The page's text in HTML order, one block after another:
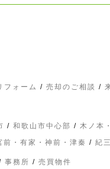
フォーム / 売却のご相談 /
/ 和歌山市中心部 / 木ノ本
前・有家・神前・津秦 / 紀
事務所 / 売買物件